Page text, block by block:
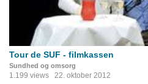
Tour de SUF - filmkassen
Sundhed og omsorg
1.199 views 22. oktober 2012